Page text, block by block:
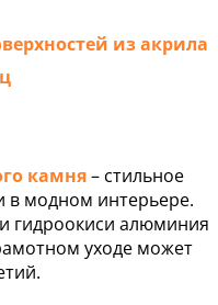
из акрила
камня– стильное
в модном интерьере.
гидроокиси алюминия
уходе может